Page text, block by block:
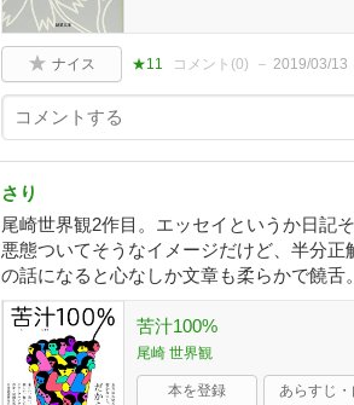
ナイス ★11 コメント(0) 2019/03/13
さり
尾崎世界観2作目。エッセイというか日記
悪態ついてそうなイメージだけど、半分
の話になると心なしか文章も柔らかで饒舌。
苦汁100%
尾崎 世界観
本を登録 あらすじ・